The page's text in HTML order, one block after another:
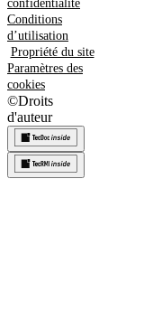
confidentialité
Conditions
d’utilisation
Propriété du site
Paramètres des
cookies
©Droits
d'auteur